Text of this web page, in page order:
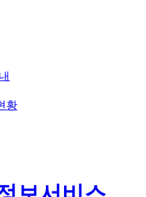
황